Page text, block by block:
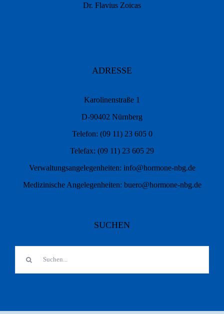
Dr. Flavius Zoicas
ADRESSE
Karolinenstraße 1
D-90402 Nürnberg
Telefon: (09 11) 23 605 0
Telefax: (09 11) 23 605 29
Verwaltungsangelegenheiten: info@hormone-nbg.de
Medizinische Angelegenheiten: buero@hormone-nbg.de
SUCHEN